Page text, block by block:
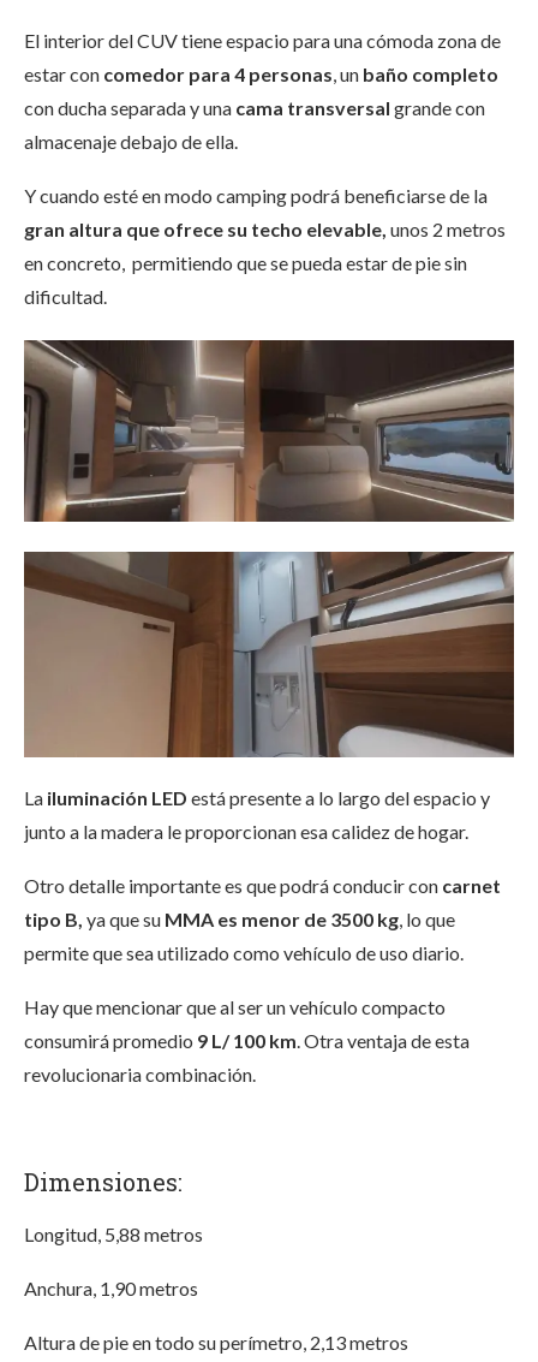
El interior del CUV tiene espacio para una cómoda zona de
estar con comedor para 4 personas, un baño completo
con ducha separada y una cama transversal grande con
almacenaje debajo de ella.
Y cuando esté en modo camping podrá beneficiarse de la
gran altura que ofrece su techo elevable, unos 2 metros
en concreto, permitiendo que se pueda estar de pie sin
dificultad.
La iluminación LED está presente a lo largo del espacio y
junto a la madera le proporcionan esa calidez de hogar.
Otro detalle importante es que podrá conducir con carnet
tipo B, ya que su MMA es menor de 3500 kg, lo que
permite que sea utilizado como vehículo de uso diario.
Hay que mencionar que al ser un vehículo compacto
consumirá promedio 9 L/ 100 km. Otra ventaja de esta
revolucionaria combinación.
Dimensiones:
Longitud, 5,88 metros
Anchura, 1,90 metros
Altura de pie en todo su perímetro, 2,13 metros